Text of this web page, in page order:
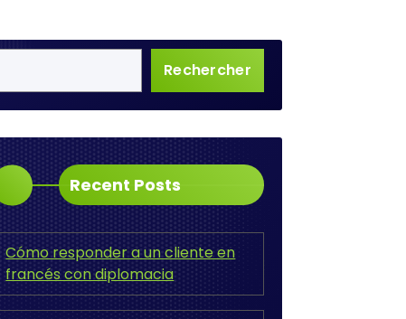
Rechercher
Recent Posts
Cómo responder a un cliente en
francés con diplomacia